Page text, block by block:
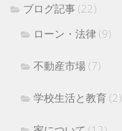
ブログ記事 (22)
ローン・法律 (9)
不動産市場 (7)
学校生活と教育 (2)